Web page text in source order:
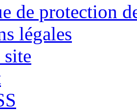
de protection
légales